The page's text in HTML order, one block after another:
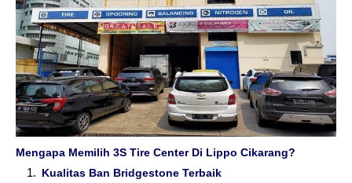
Mengapa Memilih 3S Tire Center Di Lippo Cikarang?
Kualitas Ban Bridgestone Terbaik